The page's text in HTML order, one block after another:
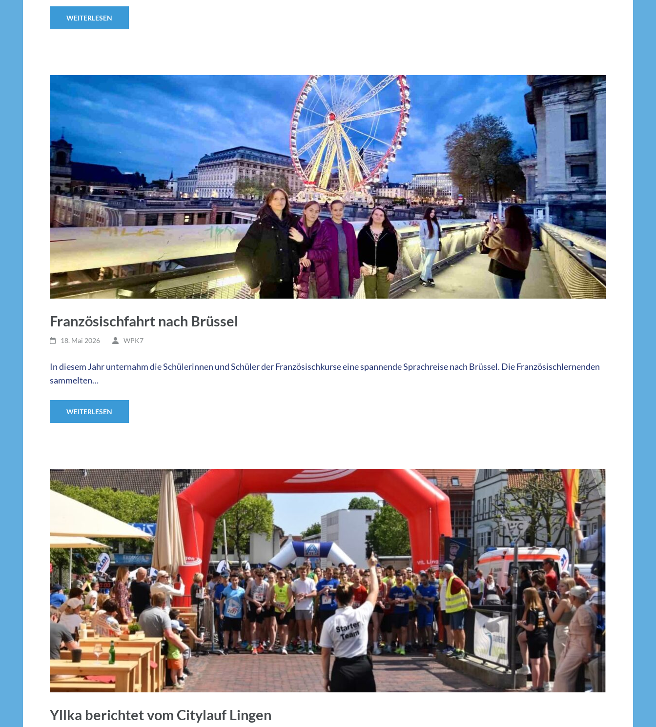
WEITERLESEN
Französischfahrt nach Brüssel
18. Mai 2026 WPK7
In diesem Jahr unternahm die Schülerinnen und Schüler der Französischkurse eine spannende Sprachreise nach Brüssel. Die Französischlernenden
sammelten…
WEITERLESEN
Yllka berichtet vom Citylauf Lingen